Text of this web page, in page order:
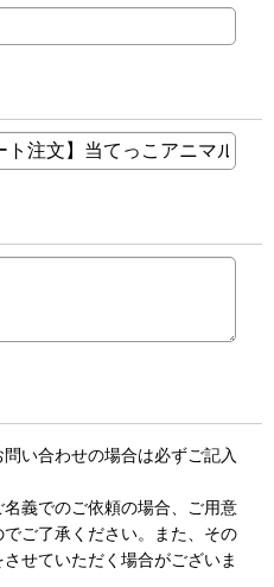
い合わせの場合は必ずご記入
義でのご依頼の場合、ご用意
ご了承ください。また、その
せていただく場合がございま